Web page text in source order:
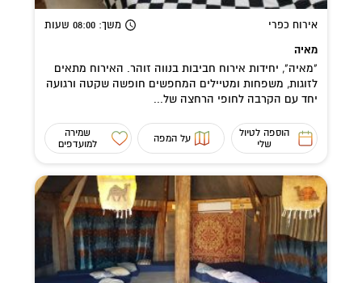
אירוח כפרי משך: 08:00 שעות
מאיה
"מאיה", יחידות אירוח חביבות בנווה זוהר. האירוח מתאים
לזוגות, משפחות ומטיילים המחפשים חופשה שקטה ורגועה
יחד עם הקרבה לחופי הרחצה של...
הוספה לטיול
שלי
על המפה
שמירה
למועדפים